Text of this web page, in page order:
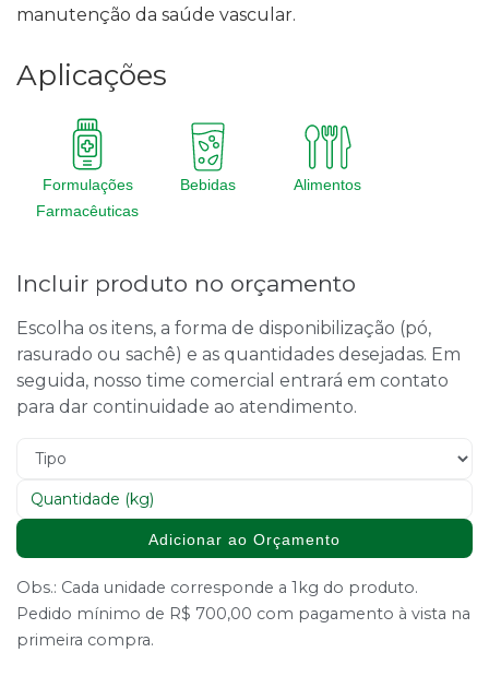
manutenção da saúde vascular.
Aplicações
Formulações
Farmacêuticas
Bebidas Alimentos
Incluir produto no orçamento
Escolha os itens, a forma de disponibilização (pó,
rasurado ou sachê) e as quantidades desejadas. Em
seguida, nosso time comercial entrará em contato
para dar continuidade ao atendimento.
Adicionar ao Orçamento
Obs.: Cada unidade corresponde a 1kg do produto.
Pedido mínimo de R$ 700,00 com pagamento à vista na
primeira compra.